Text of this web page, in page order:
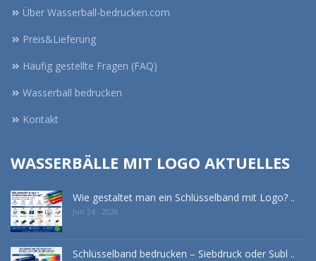
Über Wasserball-bedrucken.com
Preis&Lieferung
Häufig gestellte Fragen (FAQ)
Wasserball bedrucken
Kontakt
WASSERBÄLLE MIT LOGO AKTUELLES
Wie gestaltet man ein Schlüsselband mit Logo? ..
Jun 24 - 2026
Schlüsselband bedrucken – Siebdruck oder Subl ..